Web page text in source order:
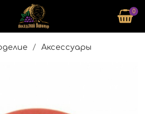
0
Аксессуары